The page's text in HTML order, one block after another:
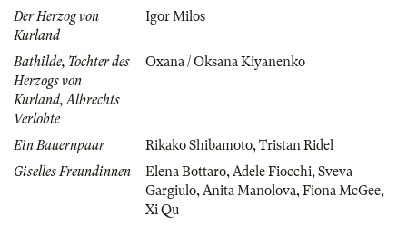
Der Herzog von
Kurland
Igor Milos
Bathilde, Tochter des
Herzogs von
Kurland, Albrechts
Verlobte
Oxana / Oksana Kiyanenko
Ein Bauernpaar Rikako Shibamoto, Tristan Ridel
Giselles Freundinnen
Elena Bottaro, Adele Fiocchi, Sveva
Gargiulo, Anita Manolova, Fiona McGee,
Xi Qu